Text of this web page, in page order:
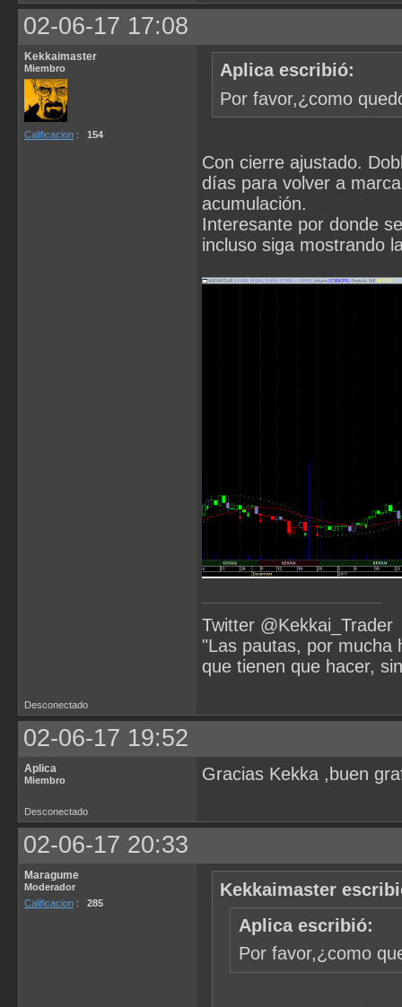
02-06-17 17:08
Kekkaimaster
Miembro
Calificacion : 154
Aplica escribió:
Por favor,¿como
Con cierre ajustado.
días para volver a
acumulación.
Interesante por donde
incluso siga mostrando
Twitter @Kekkai_Trader
"Las pautas, por mucha
que tienen que hacer,
Desconectado
02-06-17 19:52
Aplica
Miembro Gracias Kekka ,buen
Desconectado
02-06-17 20:33
Maragume
Moderador
Calificacion : 285
Kekkaimaster
Aplica escribió:
Por favor,¿como